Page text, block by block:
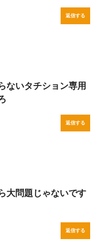
返信する
ないタチション専用
返信する
大問題じゃないです
返信する